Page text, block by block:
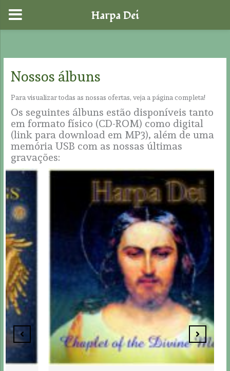
content
Nossos álbuns
Para visualizar todas as nossas ofertas, veja a página completa!
Os seguintes álbuns estão disponíveis tanto
em formato físico (CD-ROM) como digital
(link para download em MP3), além de uma
memória USB com as nossas últimas
gravações:
Harpa Dei